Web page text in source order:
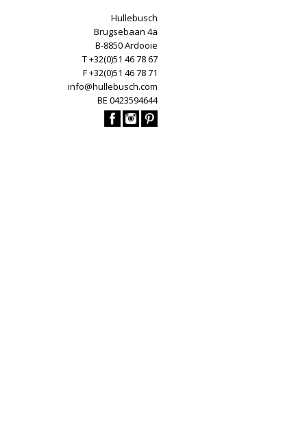
Hullebusch
Brugsebaan 4a
B-8850 Ardooie
T +32(0)51 46 78 67
F +32(0)51 46 78 71
info@hullebusch.com
BE 0423594644